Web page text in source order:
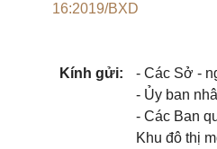
16:2019/BXD
Kính gửi:
- Các Sở -
- Ủy ban
- Các Ban
Khu đô thị